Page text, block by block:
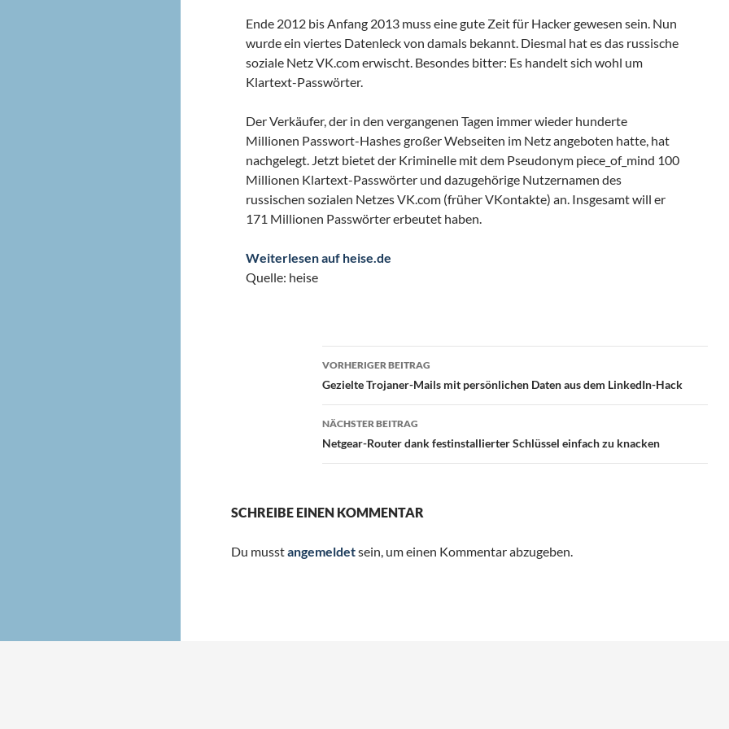
Ende 2012 bis Anfang 2013 muss eine gute Zeit für Hacker gewesen sein. Nun
wurde ein viertes Datenleck von damals bekannt. Diesmal hat es das russische
soziale Netz VK.com erwischt. Besondes bitter: Es handelt sich wohl um
Klartext-Passwörter.
Der Verkäufer, der in den vergangenen Tagen immer wieder hunderte
Millionen Passwort-Hashes großer Webseiten im Netz angeboten hatte, hat
nachgelegt. Jetzt bietet der Kriminelle mit dem Pseudonym piece_of_mind 100
Millionen Klartext-Passwörter und dazugehörige Nutzernamen des
russischen sozialen Netzes VK.com (früher VKontakte) an. Insgesamt will er
171 Millionen Passwörter erbeutet haben.
Weiterlesen auf heise.de
Quelle: heise
Beitragsnavigation
VORHERIGER BEITRAG
Gezielte Trojaner-Mails mit persönlichen Daten aus dem LinkedIn-Hack
NÄCHSTER BEITRAG
Netgear-Router dank festinstallierter Schlüssel einfach zu knacken
SCHREIBE EINEN KOMMENTAR
Du musstangemeldetsein, um einen Kommentar abzugeben.